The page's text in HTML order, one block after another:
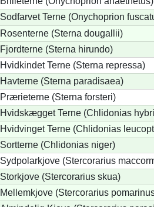
Sodfarvet Terne (Onychoprion
Rosenterne (Sterna dougallii)
Fjordterne (Sterna hirundo)
Hvidkindet Terne (Sterna repressa)
Havterne (Sterna paradisaea)
Prærieterne (Sterna forsteri)
Hvidskægget Terne (Chlidonias
Hvidvinget Terne (Chlidonias
Sortterne (Chlidonias niger)
Sydpolarkjove (Stercorarius
Storkjove (Stercorarius skua)
Mellemkjove (Stercorarius